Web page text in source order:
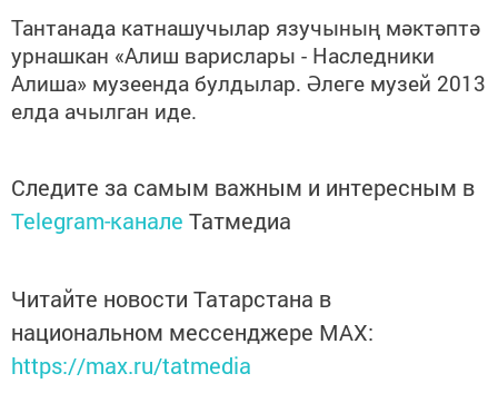
Тантанада катнашучылар язучының мәктәптә
урнашкан «Алиш варислары - Наследники
Алиша» музеенда булдылар. Әлеге музей 2013
елда ачылган иде.
Следите за самым важным и интересным в
Telegram-канале Татмедиа
Читайте новости Татарстана в
национальном мессенджере MАХ:
https://max.ru/tatmedia